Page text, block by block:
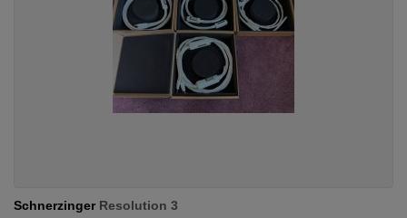
Schnerzinger Resolution 3